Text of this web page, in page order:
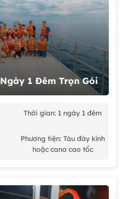
1 Đêm Trọn Gói
Thời gian: 1 ngày 1 đêm
Phương tiện: Tàu đáy kính
hoặc cano cao tốc